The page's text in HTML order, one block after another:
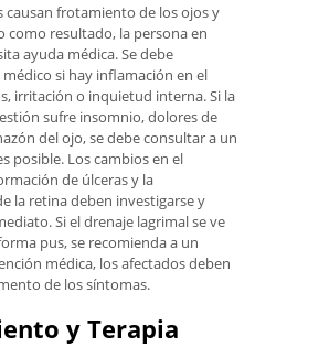
causan frotamiento de los ojos y
como resultado, la persona en
ayuda médica. Se debe
si hay inflamación en el
irritación o inquietud interna. Si la
sufre insomnio, dolores de
del ojo, se debe consultar a un
posible. Los cambios en el
de úlceras y la
la retina deben investigarse y
Si el drenaje lagrimal se ve
pus, se recomienda a un
médica, los afectados deben
de los síntomas.
y Terapia